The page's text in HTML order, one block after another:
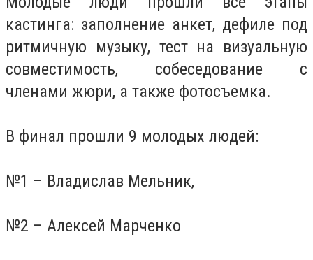
кастинга: заполнение анкет, дефиле под
ритмичную музыку, тест на визуальную
совместимость, собеседование с
членами жюри, а также фотосъемка.
В финал прошли 9 молодых людей:
№1 – Владислав Мельник,
№2 – Алексей Марченко